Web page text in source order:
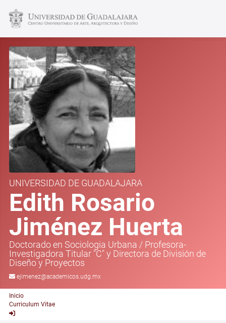
UNIVERSIDAD DE GUADALAJARA
Edith Rosario
Jiménez Huerta
Doctorado en Sociologia Urbana / Profesora-
Investigadora Titular "C" y Directora de División de
Diseño y Proyectos
ejimenez@academicos.udg.mx
Inicio
Curriculum Vitae